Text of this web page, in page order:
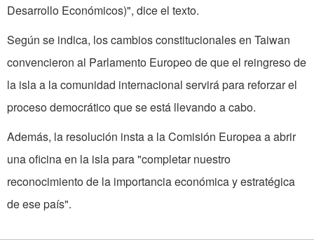
Desarrollo Económicos)", dice el texto.
Según se indica, los cambios constitucionales en Taiwan
convencieron al Parlamento Europeo de que el reingreso de
la isla a la comunidad interna­cional servirá para reforzar el
proceso democrático que se está llevando a cabo.
Además, la resolución insta a la Comisión Europea a abrir
una oficina en la isla para "comple­tar nuestro
reconocimiento de la importancia económica y es­tratégica
de ese país".